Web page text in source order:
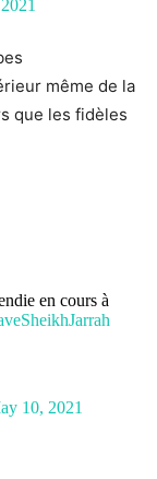
même de la
que les fidèles
en cours à
10, 2021